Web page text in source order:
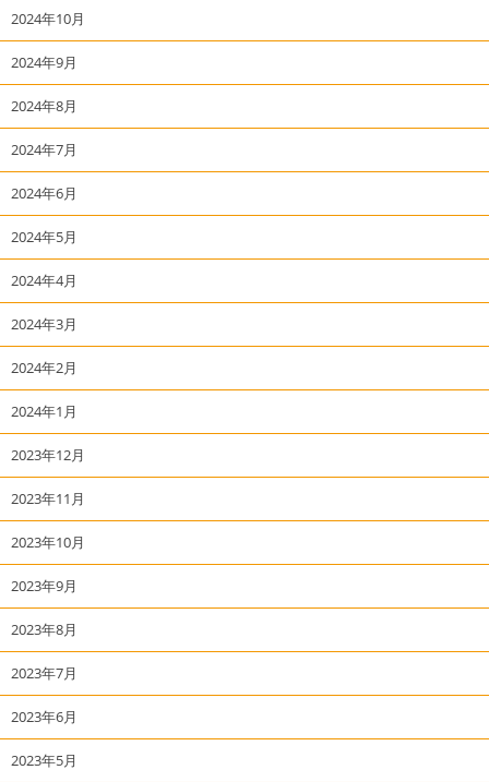
2024年10月
2024年9月
2024年8月
2024年7月
2024年6月
2024年5月
2024年4月
2024年3月
2024年2月
2024年1月
2023年12月
2023年11月
2023年10月
2023年9月
2023年8月
2023年7月
2023年6月
2023年5月